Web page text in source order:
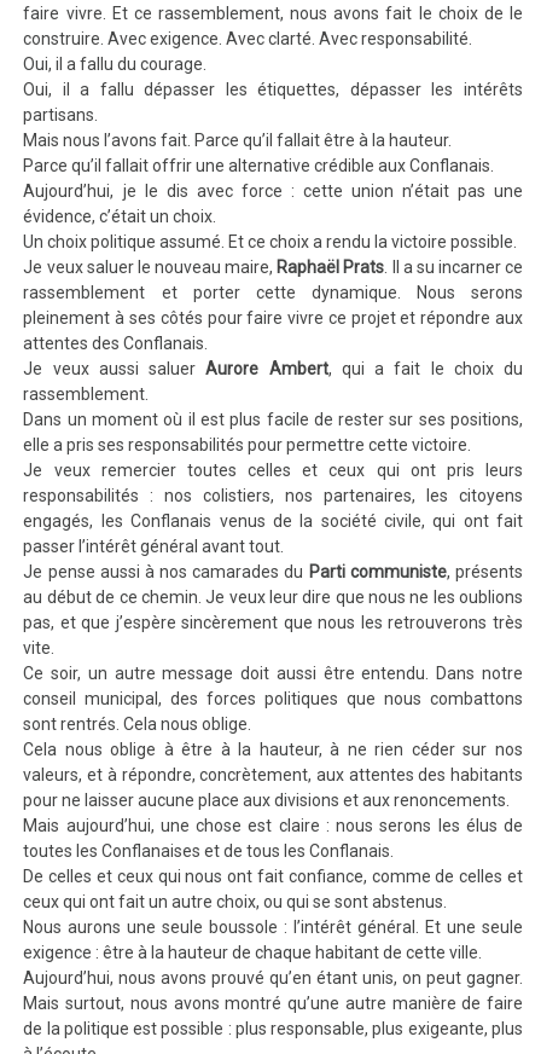
faire vivre. Et ce rassemblement, nous avons fait le choix de le
construire. Avec exigence. Avec clarté. Avec responsabilité.
Oui, il a fallu du courage.
Oui, il a fallu dépasser les étiquettes, dépasser les intérêts
partisans.
Mais nous l’avons fait. Parce qu’il fallait être à la hauteur.
Parce qu’il fallait offrir une alternative crédible aux Conflanais.
Aujourd’hui, je le dis avec force : cette union n’était pas une
évidence, c’était un choix.
Un choix politique assumé. Et ce choix a rendu la victoire possible.
Je veux saluer le nouveau maire, Raphaël Prats . Il a su incarner ce
rassemblement et porter cette dynamique. Nous serons
pleinement à ses côtés pour faire vivre ce projet et répondre aux
attentes des Conflanais.
Je veux aussi saluerAurore Ambert, qui a fait le choix du
rassemblement.
Dans un moment où il est plus facile de rester sur ses positions,
elle a pris ses responsabilités pour permettre cette victoire.
Je veux remercier toutes celles et ceux qui ont pris leurs
responsabilités : nos colistiers, nos partenaires, les citoyens
engagés, les Conflanais venus de la société civile, qui ont fait
passer l’intérêt général avant tout.
Je pense aussi à nos camarades du Parti communiste, présents
au début de ce chemin. Je veux leur dire que nous ne les oublions
pas, et que j’espère sincèrement que nous les retrouverons très
vite.
Ce soir, un autre message doit aussi être entendu. Dans notre
conseil municipal, des forces politiques que nous combattons
sont rentrés. Cela nous oblige.
Cela nous oblige à être à la hauteur, à ne rien céder sur nos
valeurs,et à répondre, concrètement, aux attentes des habitants
pour ne laisser aucune place aux divisions et aux renoncements.
Mais aujourd’hui, une chose est claire : nous serons les élus de
toutes les Conflanaises et de tous les Conflanais.
De celles et ceux qui nous ont fait confiance, comme de celles et
ceux qui ont fait un autre choix, ou qui se sont abstenus.
Nous aurons une seule boussole : l’intérêt général. Et une seule
exigence : être à la hauteur de chaque habitant de cette ville.
Aujourd’hui, nous avons prouvé qu’en étant unis, on peut gagner.
Mais surtout, nous avons montré qu’une autre manière de faire
de la politique est possible : plus responsable, plus exigeante, plus